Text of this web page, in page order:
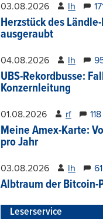
03.08.2026 lh
Herzstück des
ausgeraubt
04.08.2026 lh
UBS-Rekordbusse:
Konzernleitung
01.08.2026 rf
Meine Amex-Karte:
pro Jahr
03.08.2026 lh
Albtraum der
Leserservice